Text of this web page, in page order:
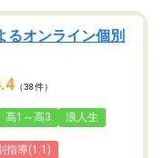
るオンライン個別
（38件）
高1～高3 浪人生
指導(1:1)